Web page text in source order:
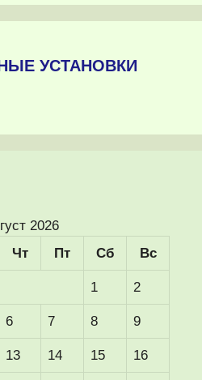
УСТАНОВКИ
2026
Чт Пт Сб Вс
1 2
6 7 8 9
13 14 15 16